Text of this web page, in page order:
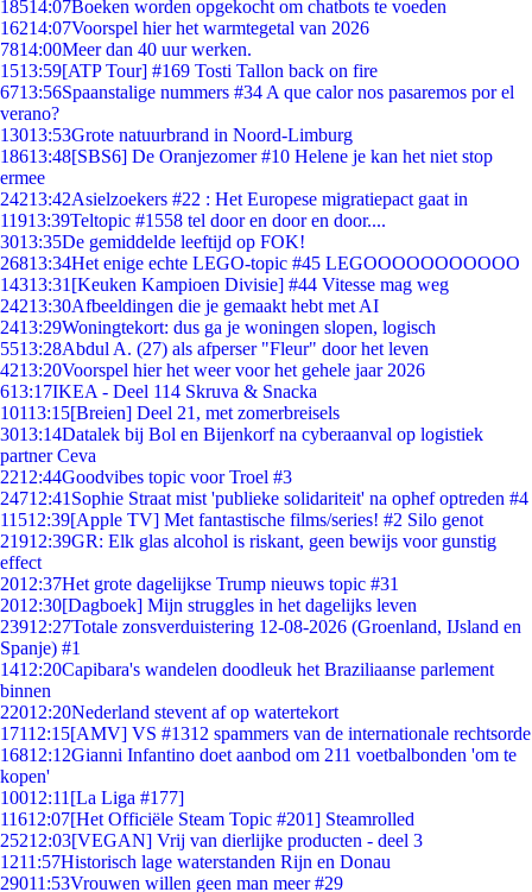
18514:07Boeken worden opgekocht om chatbots te voeden
16214:07Voorspel hier het warmtegetal van 2026
7814:00Meer dan 40 uur werken.
1513:59[ATP Tour] #169 Tosti Tallon back on fire
6713:56Spaanstalige nummers #34 A que calor nos pasaremos por el
verano?
13013:53Grote natuurbrand in Noord-Limburg
18613:48[SBS6] De Oranjezomer #10 Helene je kan het niet stop
ermee
24213:42Asielzoekers #22 : Het Europese migratiepact gaat in
11913:39Teltopic #1558 tel door en door en door....
3013:35De gemiddelde leeftijd op FOK!
26813:34Het enige echte LEGO-topic #45 LEGOOOOOOOOOOO
14313:31 [Keuken Kampioen Divisie] #44 Vitesse mag weg
24213:30Afbeeldingen die je gemaakt hebt met AI
2413:29Woningtekort: dus ga je woningen slopen, logisch
5513:28Abdul A. (27) als afperser "Fleur" door het leven
4213:20Voorspel hier het weer voor het gehele jaar 2026
613:17IKEA - Deel 114 Skruva & Snacka
10113:15[Breien] Deel 21, met zomerbreisels
3013:14Datalek bij Bol en Bijenkorf na cyberaanval op logistiek
partner Ceva
2212:44Goodvibes topic voor Troel #3
24712:41 Sophie Straat mist 'publieke solidariteit' na ophef optreden #4
11512:39[Apple TV] Met fantastische films/series! #2 Silo genot
21912:39GR: Elk glas alcohol is riskant, geen bewijs voor gunstig
effect
2012:37Het grote dagelijkse Trump nieuws topic #31
2012:30[Dagboek] Mijn struggles in het dagelijks leven
23912:27Totale zonsverduistering 12-08-2026 (Groenland, IJsland en
Spanje) #1
1412:20Capibara's wandelen doodleuk het Braziliaanse parlement
binnen
22012:20Nederland stevent af op watertekort
17112:15[AMV] VS #1312 spammers van de internationale rechtsorde
16812:12Gianni Infantino doet aanbod om 211 voetbalbonden 'om te
kopen'
10012:11 [La Liga #177]
11612:07[Het Officiële Steam Topic #201] Steamrolled
25212:03[VEGAN] Vrij van dierlijke producten - deel 3
1211:57Historisch lage waterstanden Rijn en Donau
29011:53Vrouwen willen geen man meer #29